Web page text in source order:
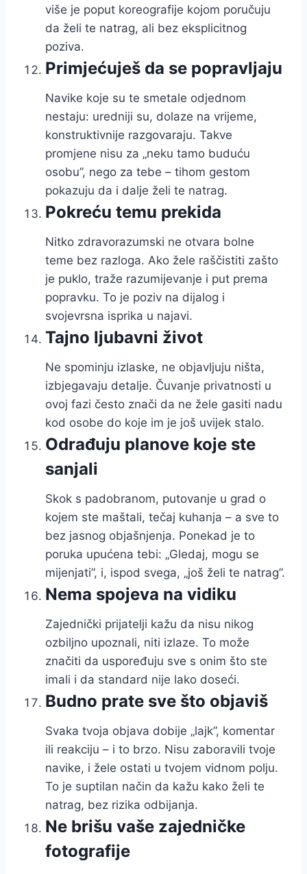
više je poput koreografije kojom poručuju
da želi te natrag, ali bez eksplicitnog
poziva.
Primjećuješ da se popravljaju
Navike koje su te smetale odjednom
nestaju: uredniji su, dolaze na vrijeme,
konstruktivnije razgovaraju. Takve
promjene nisu za „neku tamo buduću
osobu”, nego za tebe – tihom gestom
pokazuju da i dalje želi te natrag.
Pokreću temu prekida
Nitko zdravorazumski ne otvara bolne
teme bez razloga. Ako žele raščistiti zašto
je puklo, traže razumijevanje i put prema
popravku. To je poziv na dijalog i
svojevrsna isprika u najavi.
Tajno ljubavni život
Ne spominju izlaske, ne objavljuju ništa,
izbjegavaju detalje. Čuvanje privatnosti u
ovoj fazi često znači da ne žele gasiti nadu
kod osobe do koje im je još uvijek stalo.
Odrađuju planove koje ste
sanjali
Skok s padobranom, putovanje u grad o
kojem ste maštali, tečaj kuhanja – a sve to
bez jasnog objašnjenja. Ponekad je to
poruka upućena tebi: „Gledaj, mogu se
mijenjati”, i, ispod svega, „još želi te natrag”.
Nema spojeva na vidiku
Zajednički prijatelji kažu da nisu nikog
ozbiljno upoznali, niti izlaze. To može
značiti da uspoređuju sve s onim što ste
imali i da standard nije lako doseći.
Budno prate sve što objaviš
Svaka tvoja objava dobije „lajk”, komentar
ili reakciju – i to brzo. Nisu zaboravili tvoje
navike, i žele ostati u tvojem vidnom polju.
To je suptilan način da kažu kako želi te
natrag, bez rizika odbijanja.
Ne brišu vaše zajedničke
fotografije